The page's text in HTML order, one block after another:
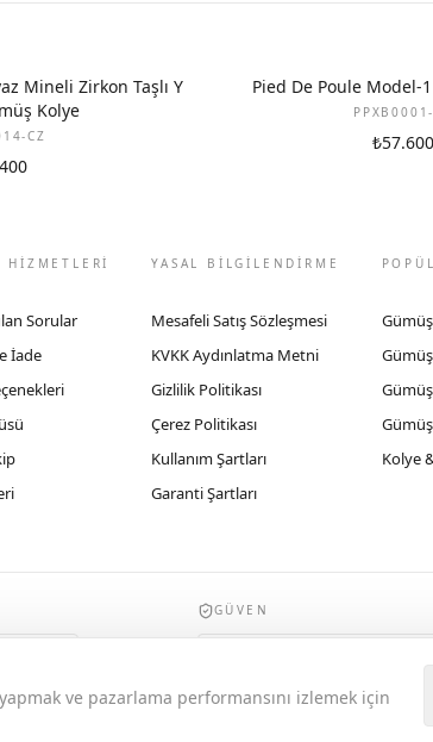
Mineli Zirkon Taşlı Y
Kolye
CZ
Pied De Poule Model-
₺57.600
HİZMETLERİ
Sorular
İade
YASAL BİLGİLENDİRME
Mesafeli Satış Sözleşmesi
KVKK Aydınlatma Metni
Gizlilik Politikası
Çerez Politikası
Kullanım Şartları
Garanti Şartları
Kolye
GÜVEN
ve pazarlama performansını izlemek için